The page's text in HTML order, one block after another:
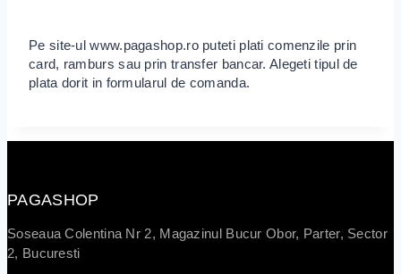
Pe site-ul www.pagashop.ro puteti plati comenzile prin
card, ramburs sau prin transfer bancar. Alegeti tipul de
plata dorit in formularul de comanda.
PAGASHOP
Soseaua Colentina Nr 2, Magazinul Bucur Obor, Parter, Sector
2, Bucuresti